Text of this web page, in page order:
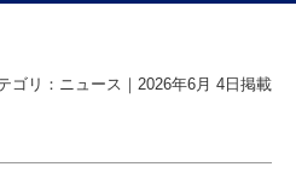
ゴリ：ニュース｜2026年6月 4日掲載